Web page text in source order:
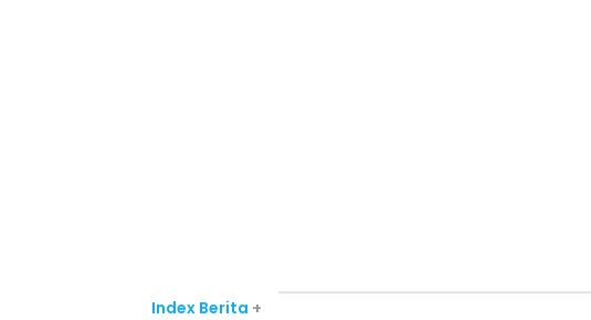
Index Berita +